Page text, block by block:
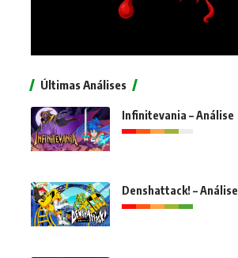
Últimas Análises
Infinitevania – Análise
Denshattack! – Análise